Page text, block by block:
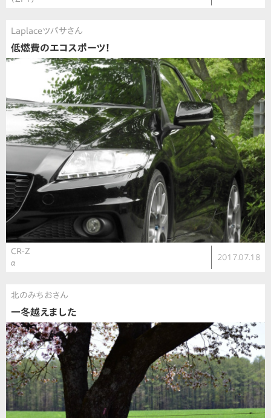
Laplaceツバサさん
低燃費のエコスポーツ！
CR-Z
α
2017.07.18
北のみちおさん
一冬越えました